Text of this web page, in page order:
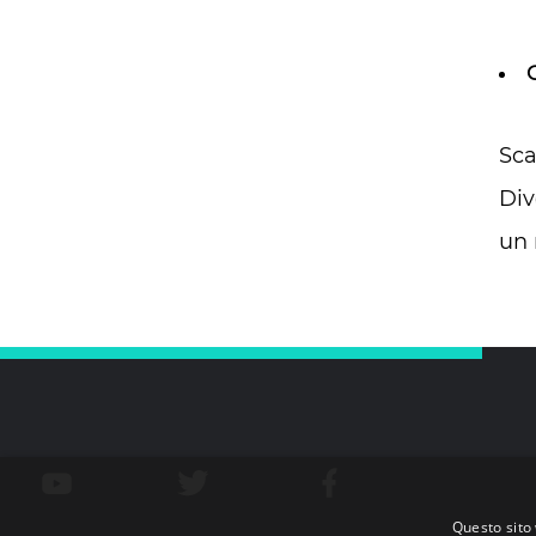
un
Questo